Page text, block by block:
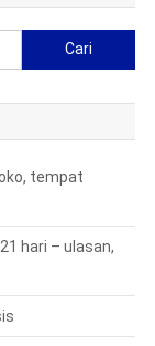
untuk:
tempat
hari – ulasan,